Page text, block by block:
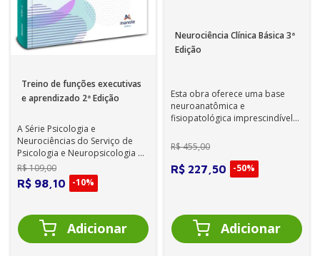
Treino de funções executivas
e aprendizado 2ª Edição
A Série Psicologia e
Neurociências do Serviço de
Psicologia e Neuropsicologia do
Instituto de Psiquiatria do
Hospital da...
R$109,00
R$ 98 10 -10%
Neurociência Clínica Básica 3ª
Edição
Esta obra oferece uma base
neuroanatômica e
fisiopatológica imprescindível
anormalidades neurológ...
R$455,00
R$ 227 50 -50%